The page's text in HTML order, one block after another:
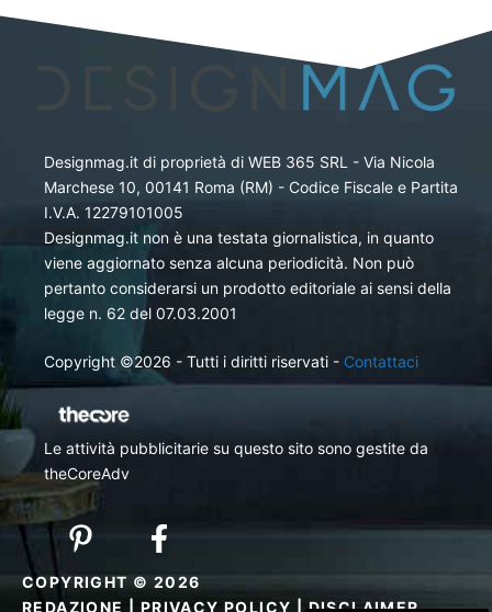
Designmag.it di proprietà di WEB 365 SRL - Via Nicola
Marchese 10, 00141 Roma (RM) - Codice Fiscale e Partita
I.V.A. 12279101005
Designmag.it non è una testata giornalistica, in quanto
viene aggiornato senza alcuna periodicità. Non può
pertanto considerarsi un prodotto editoriale ai sensi della
legge n. 62 del 07.03.2001
Copyright ©2026 - Tutti i diritti riservati - Contattaci
Le attività pubblicitarie su questo sito sono gestite da
theCoreAdv
COPYRIGHT © 2026
REDAZIONE
PRIVACY POLICY |DISCLAIMER